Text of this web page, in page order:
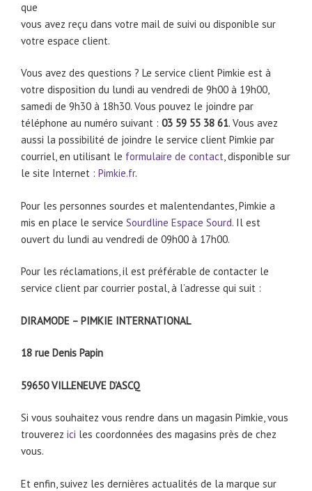
que
vous avez reçu dans votre mail de suivi ou disponible sur
votre espace client.
Vous avez des questions ? Le service client Pimkie est à
votre disposition du lundi au vendredi de 9h00 à 19h00,
samedi de 9h30 à 18h30. Vous pouvez le joindre par
téléphone au numéro suivant : 03 59 55 38 61. Vous avez
aussi la possibilité de joindre le service client Pimkie par
courriel, en utilisant le formulaire de contact, disponible sur
le site Internet : Pimkie.fr.
Pour les personnes sourdes et malentendantes, Pimkie a
mis en place le service Sourdline Espace Sourd. Il est
ouvert du lundi au vendredi de 09h00 à 17h00.
Pour les réclamations, il est préférable de contacter le
service client par courrier postal, à l’adresse qui suit :
DIRAMODE – PIMKIE INTERNATIONAL
18 rue Denis Papin
59650 VILLENEUVE D’ASCQ
Si vous souhaitez vous rendre dans un magasin Pimkie, vous
trouverez ici les coordonnées des magasins près de chez
vous.
Et enfin, suivez les dernières actualités de la marque sur